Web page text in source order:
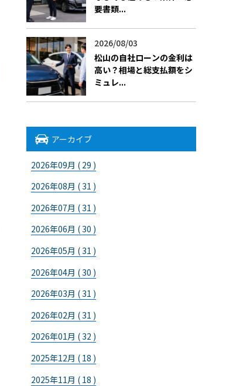
要書類...
2026/08/03
松山の自社ローンの金利は
高い？相場と総支払額をシ
ミュレ...
アーカイブ
2026年09月 ( 29 )
2026年08月 ( 31 )
2026年07月 ( 31 )
2026年06月 ( 30 )
2026年05月 ( 31 )
2026年04月 ( 30 )
2026年03月 ( 31 )
2026年02月 ( 31 )
2026年01月 ( 32 )
2025年12月 ( 18 )
2025年11月 ( 18 )